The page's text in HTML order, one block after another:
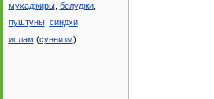
мухаджиры, белуджи,
пуштуны, синдхи
ислам (суннизм)